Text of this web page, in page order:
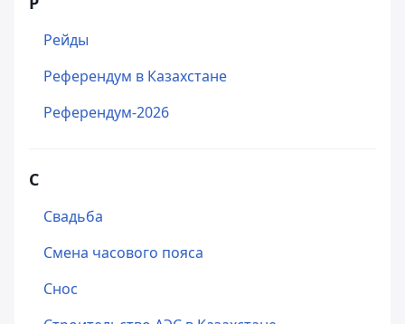
Рейды
Референдум в Казахстане
Референдум-2026
С
Свадьба
Смена часового пояса
Снос